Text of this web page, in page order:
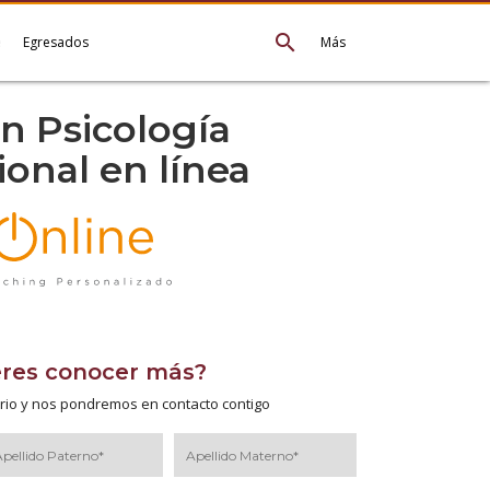
Más
search
Egresados
Psicología
en línea
conocer más?
y nos pondremos en contacto contigo